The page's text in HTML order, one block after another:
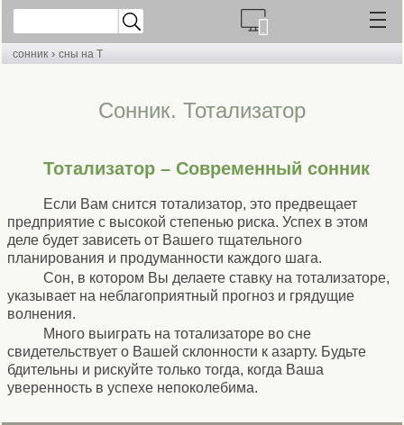
сонник › сны на Т
Cонник. Тотализатор
Тотализатор – Современный сонник
Если Вам снится тотализатор, это предвещает
предприятие с высокой степенью риска. Успех в этом
деле будет зависеть от Вашего тщательного
планирования и продуманности каждого шага.
Сон, в котором Вы делаете ставку на тотализаторе,
указывает на неблагоприятный прогноз и грядущие
волнения.
Много выиграть на тотализаторе во сне
свидетельствует о Вашей склонности к азарту. Будьте
бдительны и рискуйте только тогда, когда Ваша
уверенность в успехе непоколебима.